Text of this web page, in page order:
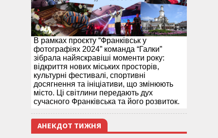
В рамках проєкту “Франківськ у
фотографіях 2024” команда “Галки”
зібрала найяскравіші моменти року:
відкриття нових міських просторів,
культурні фестивалі, спортивні
досягнення та ініціативи, що змінюють
місто. Ці світлини передають дух
сучасного Франківська та його розвиток.
АНЕКДОТ ТИЖНЯ